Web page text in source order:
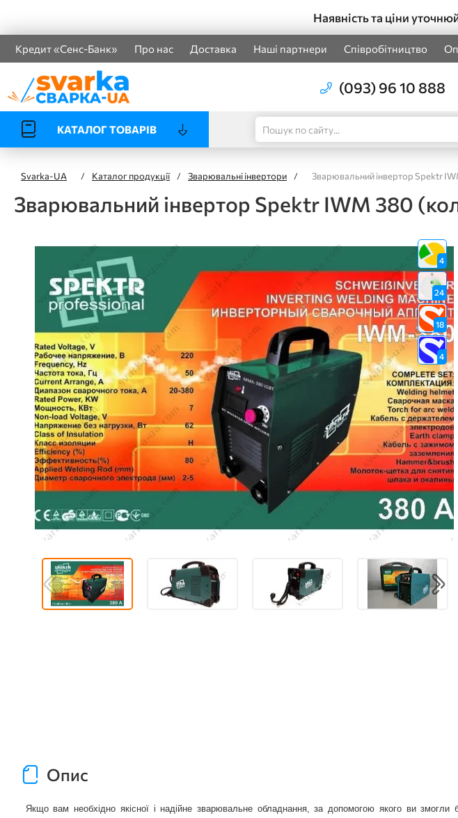
Наявність та ціни
Кредит «Сенс-Банк» Про нас Доставка Наші партнери Співробітництво
(093) 96 10 888
КАТАЛОГ ТОВАРІВ
Svarka-UA / Каталог продукції / Зварювальні інвертори / Зварювальний інвертор Spektr
Зварювальний інвертор Spektr IWM 380
4
24
18
4
Опис